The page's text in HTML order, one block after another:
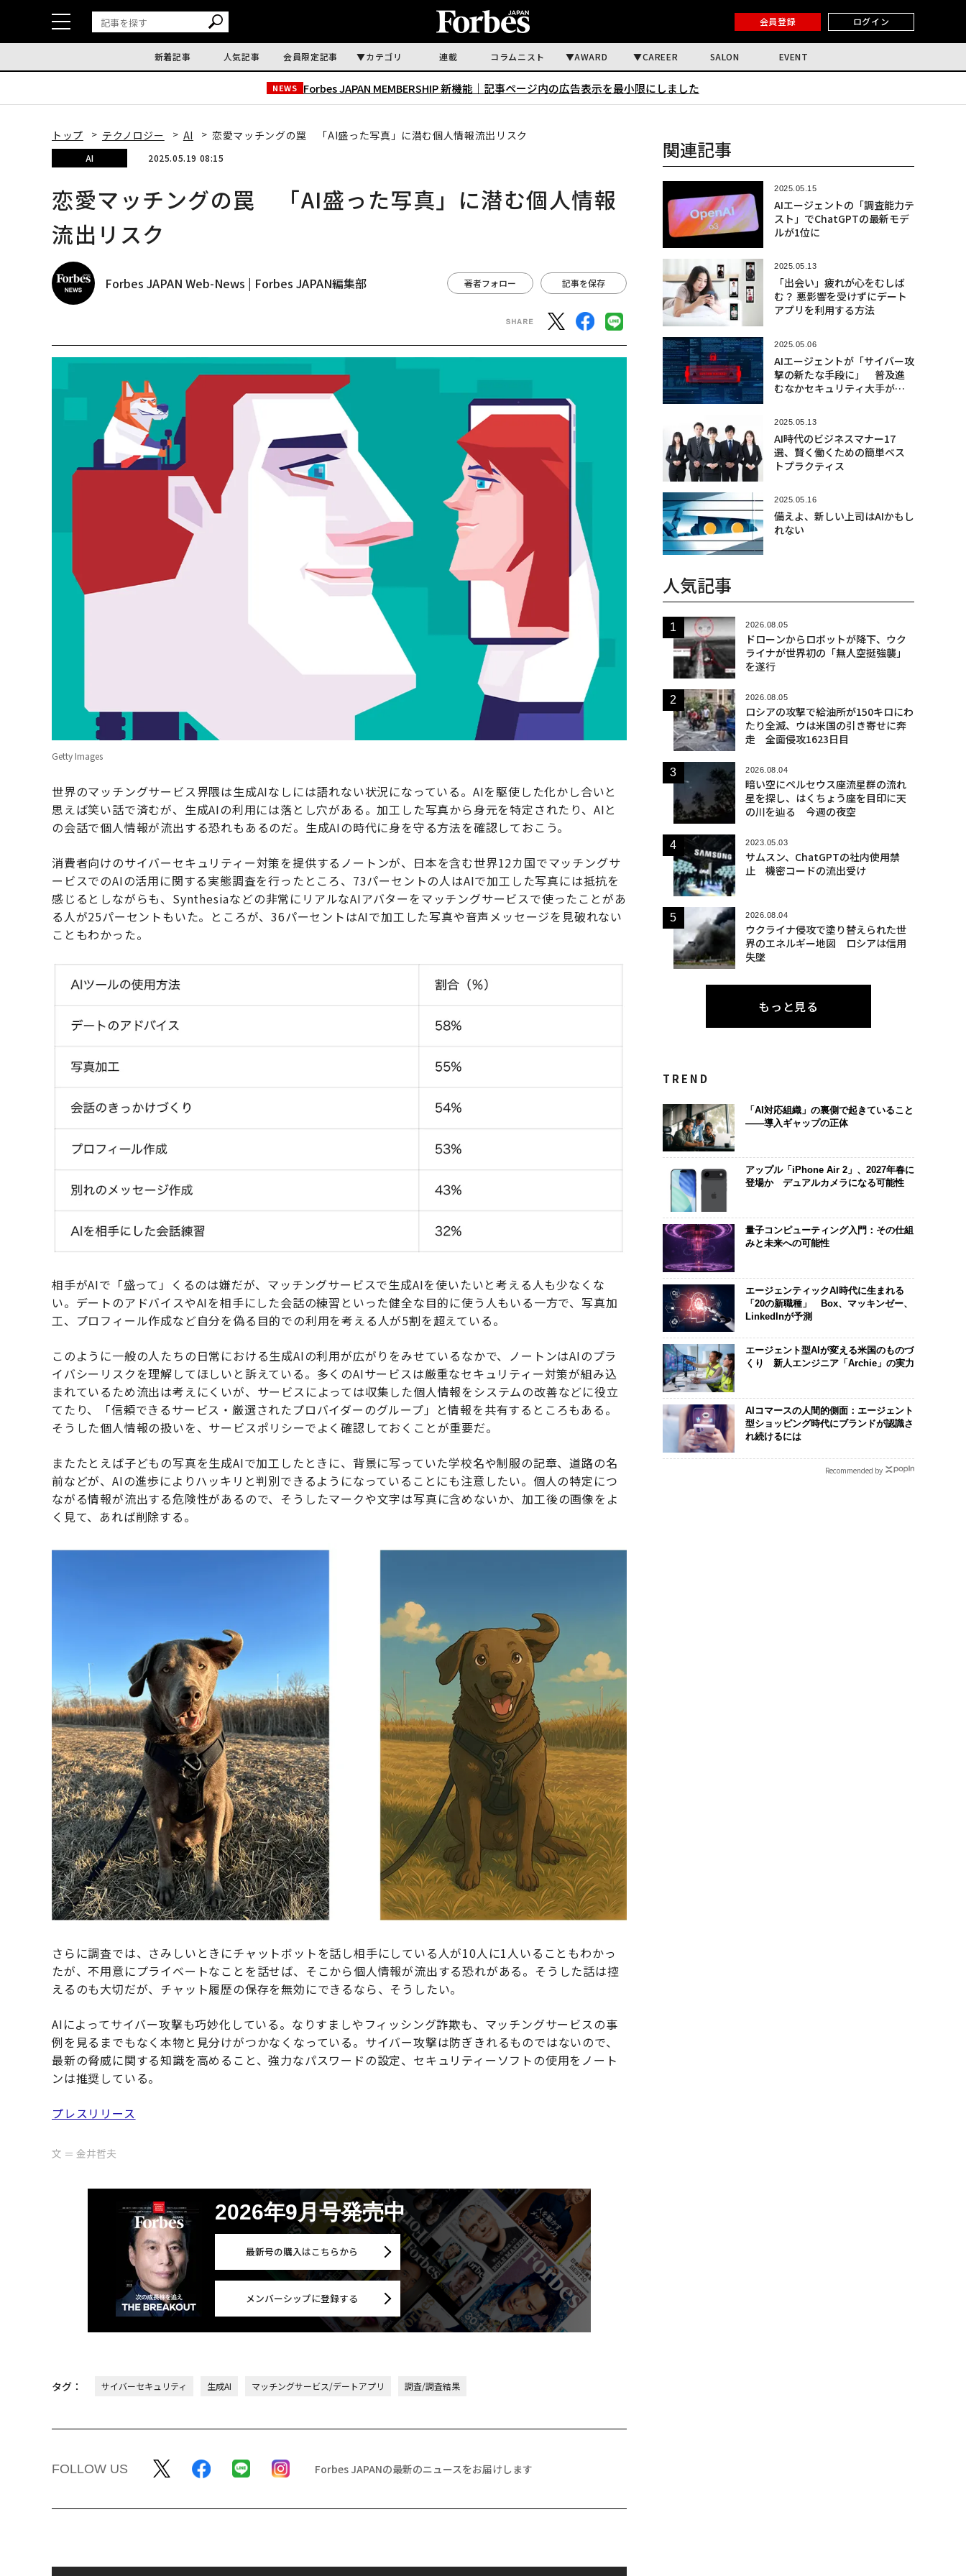
会員登録 ログイン
新着記事 人気記事 会員限定記事 カテゴリ 連載 コラムニスト AWARD CAREER SALON EVENT
NEWS Forbes JAPAN MEMBERSHIP 新機能｜ 記事ページ内の広告表示を最小限にしました
トップ テクノロジー AI 恋愛マッチングの罠 「AI盛った写真」に潜む個人情報流出リスク
AI 2025.05.19 08:15
恋愛マッチングの罠 「AI盛った写真」に潜む個人情報
流出リスク
Forbes JAPAN Web-News | Forbes JAPAN編集部 著者フォロー 記事を保存
Getty Images
世界のマッチングサービス界隈は生成AIなしには語れない状況になっている。AIを駆使した化かし合いと
思えば笑い話で済むが、生成AIの利用には落とし穴がある。加工した写真から身元を特定されたり、AIと
の会話で個人情報が流出する恐れもあるのだ。生成AIの時代に身を守る方法を確認しておこう。
消費者向けのサイバーセキュリティー対策を提供するノートンが、日本を含む世界12カ国でマッチングサ
ービスでのAIの活用に関する実態調査を行ったところ、73パーセントの人はAIで加工した写真には抵抗を
感じるとしながらも、Synthesiaなどの非常にリアルなAIアバターをマッチングサービスで使ったことがあ
る人が25パーセントもいた。ところが、36パーセントはAIで加工した写真や音声メッセージを見破れない
こともわかった。
相手がAIで「盛って」くるのは嫌だが、マッチングサービスで生成AIを使いたいと考える人も少なくな
い。デートのアドバイスやAIを相手にした会話の練習といった健全な目的に使う人もいる一方で、写真加
工、プロフィール作成など自分を偽る目的での利用を考える人が5割を超えている。
このように一般の人たちの日常における生成AIの利用が広がりをみせているなかで、ノートンはAIのプラ
イバシーリスクを理解してほしいと訴えている。多くのAIサービスは厳重なセキュリティー対策が組み込
まれているため流出は考えにくいが、サービスによっては収集した個人情報をシステムの改善などに役立
てたり、「信頼できるサービス・厳選されたプロバイダーのグループ」と情報を共有するところもある。
そうした個人情報の扱いを、サービスポリシーでよく確認しておくことが重要だ。
またたとえば子どもの写真を生成AIで加工したときに、背景に写っていた学校名や制服の記章、道路の名
前などが、AIの進歩によりハッキリと判別できるようになっていることにも注意したい。個人の特定につ
ながる情報が流出する危険性があるので、そうしたマークや文字は写真に含めないか、加工後の画像をよ
く見て、あれば削除する。
さらに調査では、さみしいときにチャットボットを話し相手にしている人が10人に1人いることもわかっ
たが、不用意にプライベートなことを話せば、そこから個人情報が流出する恐れがある。そうした話は控
えるのも大切だが、チャット履歴の保存を無効にできるなら、そうしたい。
AIによってサイバー攻撃も巧妙化している。なりすましやフィッシング詐欺も、マッチングサービスの事
例を見るまでもなく本物と見分けがつかなくなっている。サイバー攻撃は防ぎきれるものではないので、
最新の脅威に関する知識を高めること、強力なパスワードの設定、セキュリティーソフトの使用をノート
ンは推奨している。
プレスリリース
文 ＝ 金井哲夫
2026年9月号発売中
最新号の購入はこちらから
メンバーシップに登録する
タグ： サイバーセキュリティ 生成AI マッチングサービス/デートアプリ 調査/調査結果
FOLLOW US Forbes JAPANの最新のニュースをお届けします
関連記事
2025.05.15
AIエージェントの「調査能力テ
スト」でChatGPTの最新モデ
ルが1位に
2025.05.13
「出会い」疲れが心をむしば
む？ 悪影響を受けずにデート
アプリを利用する方法
2025.05.06
AIエージェントが「サイバー攻
撃の新たな手段に」 普及進
むなかセキュリティ大手が警
2025.05.13
AI時代のビジネスマナー17
選、賢く働くための簡単ベス
トプラクティス
2025.05.16
備えよ、新しい上司はAIかもし
れない
人気記事
2026.08.05
ドローンからロボットが降下、ウク
ライナが世界初の「無人空挺強襲」
を遂行
2026.08.05
ロシアの攻撃で給油所が150キロにわ
たり全滅、ウは米国の引き寄せに奔
走 全面侵攻1623日目
2026.08.04
暗い空にペルセウス座流星群の流れ
星を探し、はくちょう座を目印に天
の川を辿る 今週の夜空
2023.05.03
サムスン、ChatGPTの社内使用禁
止 機密コードの流出受け
2026.08.04
ウクライナ侵攻で塗り替えられた世
界のエネルギー地図 ロシアは信用
失墜
もっと見る
TREND
「AI対応組織」の裏側で起きていること
――導入ギャップの正体
アップル「iPhone Air 2」、2027年春に
登場か デュアルカメラになる可能性
量子コンピューティング入門：その仕組
みと未来への可能性
エージェンティックAI時代に生まれる
「20の新職種」 Box、マッキンゼー、
LinkedInが予測
エージェント型AIが変える米国のものづ
くり 新人エンジニア「Archie」の実力
AIコマースの人間的側面：エージェント
型ショッピング時代にブランドが認識さ
れ続けるには
Recommended by